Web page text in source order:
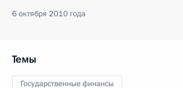
6 октября 2010 года
Темы
Государственные финансы